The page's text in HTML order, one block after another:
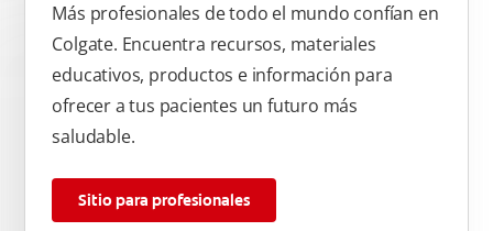
Más profesionales de todo el mundo confían en
Colgate. Encuentra recursos, materiales
educativos, productos e información para
ofrecer a tus pacientes un futuro más
saludable.
Sitio para profesionales